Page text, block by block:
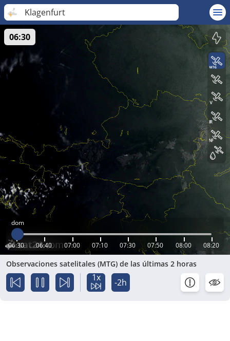
Klagenfurt
dom
06:30 06:40 07:00 07:10 07:30 07:50 08:00 08:20
06:30
Observaciones satelitales (MTG) de las últimas 2 horas
1x -2h